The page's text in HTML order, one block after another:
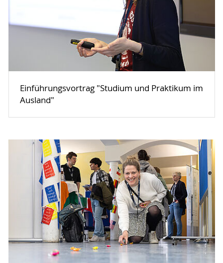
Einführungsvortrag "Studium und Praktikum im
Ausland"